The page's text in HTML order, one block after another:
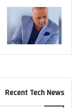
Recent Tech News